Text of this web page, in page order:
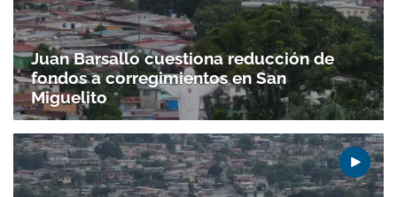
Juan Barsallo cuestiona reducción de
fondos a corregimientos en San
Miguelito